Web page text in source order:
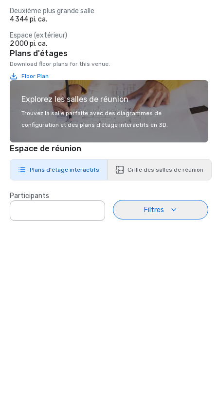
Deuxième plus grande salle
4 344 pi. ca.
Espace (extérieur)
2 000 pi. ca.
Plans d'étages
Download floor plans for this venue.
Floor Plan
Explorez les salles de réunion
Trouvez la salle parfaite avec des diagrammes de
configuration et des plans d’étage interactifs en 3D.
Espace de réunion
Plans d'étage interactifs Grille des salles de réunion
Participants
Filtres